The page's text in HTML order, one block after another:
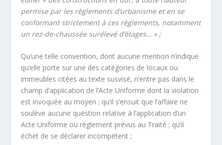
permise par les règlements d’urbanisme et en se
conformant strictement à ces règlements, notamment
un rez-de-chaussée surélevé d’étages… » ;
Qu’une telle convention, dont aucune mention n’indique
qu’elle porte sur une des catégories de locaux ou
immeubles citées au texte susvisé, n’entre pas dans le
champ d’application de l’Acte Uniforme dont la violation
est invoquée au moyen ; qu’il s’ensuit que l’affaire ne
soulève aucune question relative à l’application d’un
Acte Uniforme ou règlement prévus au Traité ; qu’il
échet de se déclarer incompétent ;